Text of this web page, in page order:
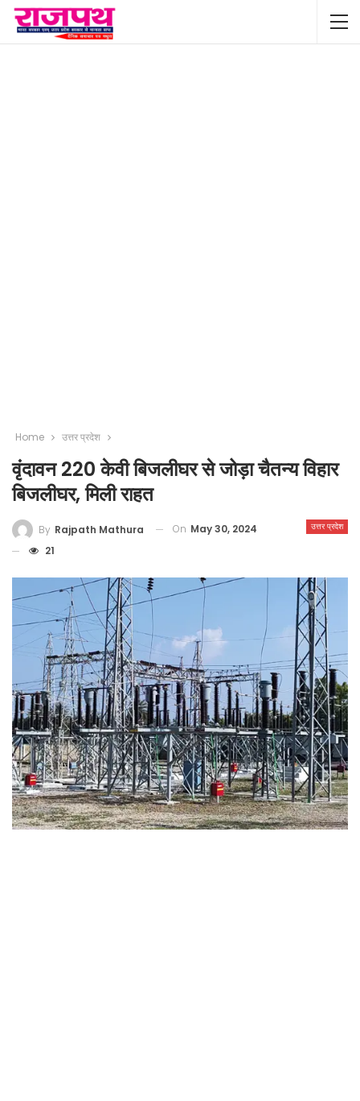
Home उत्तर प्रदेश
वृंदावन 220 केवी बिजलीघर से जोड़ा चैतन्य विहार
बिजलीघर, मिली राहत
उत्तर प्रदेश
By Rajpath Mathura On May 30, 2024
21